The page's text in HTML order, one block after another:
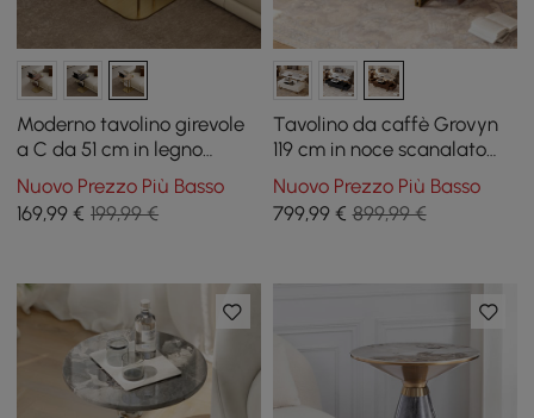
Moderno tavolino girevole
a C da 51 cm in legno
naturale e oro con
portariviste
Nuovo Prezzo Più Basso
169,99 € 199,99 €
Tavolino da caffè Grovyn
119 cm in noce scanalato
con piano sollevabile e 2
cassetti
Nuovo Prezzo Più Basso
799,99€ 899,99 €